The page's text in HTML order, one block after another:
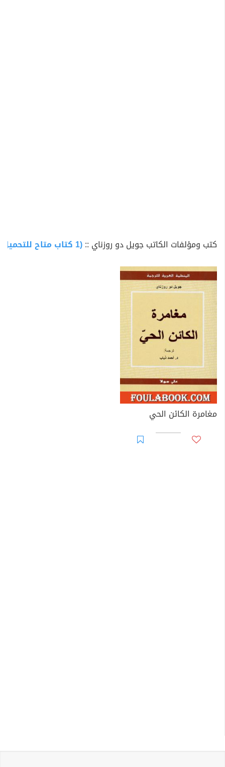
كتب ومؤلفات الكاتب جويل دو روزناي ::(1 كتاب متاح للتحميل)
مغامرة الكائن الحي